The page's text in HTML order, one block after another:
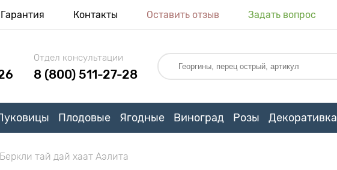
Гарантия Контакты Оставить отзыв Задать вопрос
Отдел консультации
8 (800) 511-27-28
Плодовые Ягодные Виноград Розы Декоративка
тай дай хаат Аэлита